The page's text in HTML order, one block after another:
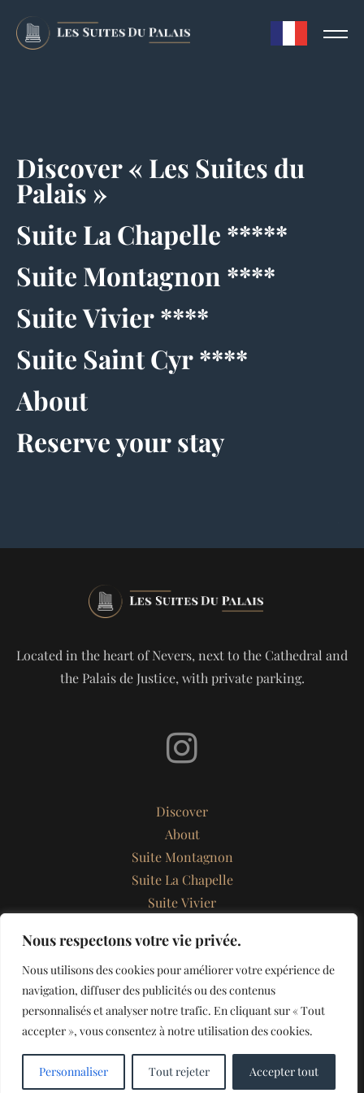
Nous respectons votre vie privée.
Nous utilisons des cookies pour améliorer votre expérience de
navigation, diffuser des publicités ou des contenus
personnalisés et analyser notre trafic. En cliquant sur « Tout
accepter », vous consentez à notre utilisation des cookies.
Personnaliser Tout rejeter Accepter tout
Discover « Les Suites du
Palais »
Suite La Chapelle *****
Suite Montagnon ****
Suite Vivier ****
Suite Saint Cyr ****
About
Reserve your stay
Located in the heart of Nevers, next to the Cathedral and
the Palais de Justice, with private parking.
Discover
About
Suite Montagnon
Suite La Chapelle
Suite Vivier
Reserve your stay
Contact
© 2025 Les Suites Du Palais – All rights reserved -Terms of use|
CreationAgence MYCOM'